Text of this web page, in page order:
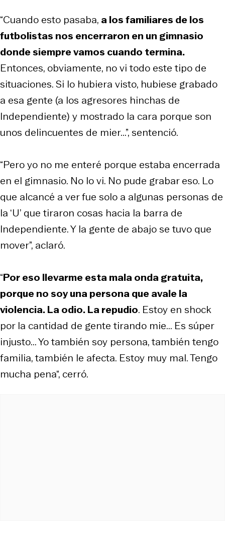
“Cuando esto pasaba, a los familiares de los
futbolistas nos encerraron en un gimnasio
donde siempre vamos cuando termina.
Entonces, obviamente, no vi todo este tipo de
situaciones. Si lo hubiera visto, hubiese grabado
a esa gente (a los agresores hinchas de
Independiente) y mostrado la cara porque son
unos delincuentes de mier...”, sentenció.
“Pero yo no me enteré porque estaba encerrada
en el gimnasio. No lo vi. No pude grabar eso. Lo
que alcancé a ver fue solo a algunas personas de
la ‘U’ que tiraron cosas hacia la barra de
Independiente. Y la gente de abajo se tuvo que
mover”, aclaró.
“Por eso llevarme esta mala onda gratuita,
porque no soy una persona que avale la
violencia. La odio. La repudio. Estoy en shock
por la cantidad de gente tirando mie... Es súper
injusto... Yo también soy persona, también tengo
familia, también le afecta. Estoy muy mal. Tengo
mucha pena“, cerró.